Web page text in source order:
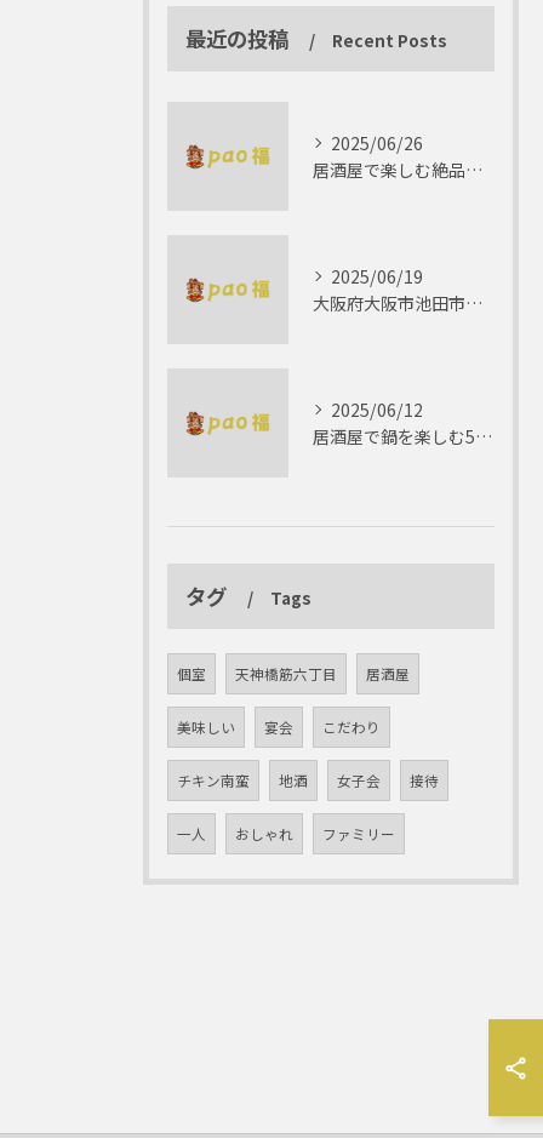
最近の投稿 Recent Posts
2025/06/26
居酒屋で楽しむ絶品テリーヌの世界
2025/06/19
大阪府大阪市池田市で楽しむしゃぶしゃぶの魅力とは？
2025/06/12
居酒屋で鍋を楽しむ5つの理由 ゆったりとした時間を
タグ Tags
個室 天神橋筋六丁目 居酒屋
美味しい 宴会 こだわり
チキン南蛮 地酒 女子会 接待
一人 おしゃれ ファミリー